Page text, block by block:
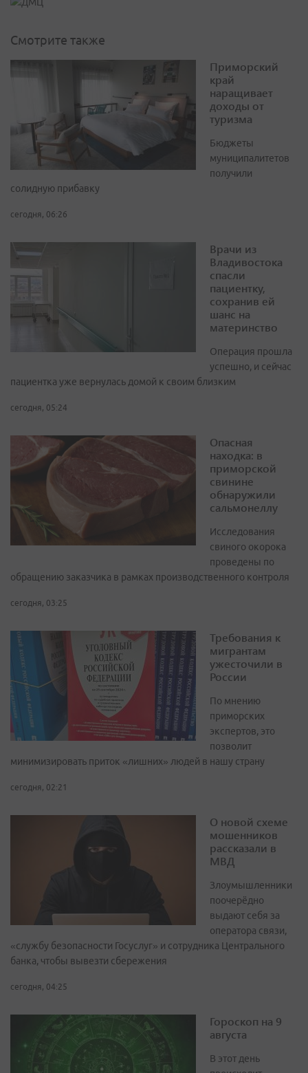
Смотрите также
Приморский
край
наращивает
доходы от
туризма
Бюджеты
муниципалитетов
получили
солидную прибавку
сегодня, 06:26
Врачи из
Владивостока
спасли
пациентку,
сохранив ей
шанс на
материнство
Операция прошла
успешно, и сейчас
пациентка уже вернулась домой к своим близким
сегодня, 05:24
Опасная
находка: в
приморской
свинине
обнаружили
сальмонеллу
Исследования
свиного окорока
проведены по
обращению заказчика в рамках производственного контроля
сегодня, 03:25
Требования к
мигрантам
ужесточили в
России
По мнению
приморских
экспертов, это
позволит
минимизировать приток «лишних» людей в нашу страну
сегодня, 02:21
О новой схеме
мошенников
рассказали в
МВД
Злоумышленники
поочерёдно
выдают себя за
оператора связи,
«службу безопасности Госуслуг» и сотрудника Центрального
банка, чтобы вывезти сбережения
сегодня, 04:25
Гороскоп на 9
августа
В этот день